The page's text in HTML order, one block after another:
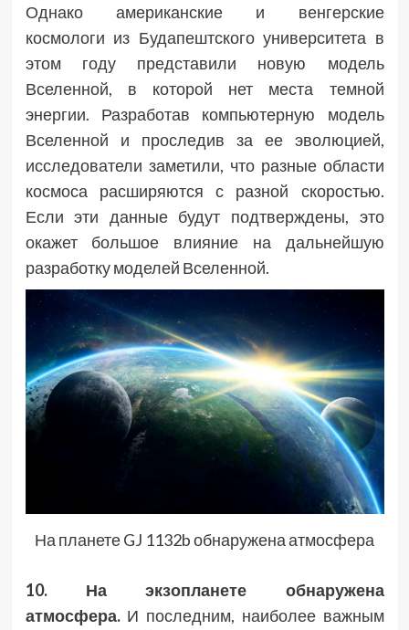
Однако американские и венгерские
космологи из Будапештского университета в
этом году представили новую модель
Вселенной, в которой нет места темной
энергии. Разработав компьютерную модель
Вселенной и проследив за ее эволюцией,
исследователи заметили, что разные области
космоса расширяются с разной скоростью.
Если эти данные будут подтверждены, это
окажет большое влияние на дальнейшую
разработку моделей Вселенной.
На планете GJ 1132b обнаружена атмосфера
10. На экзопланете обнаружена
атмосфера. И последним, наиболее важным